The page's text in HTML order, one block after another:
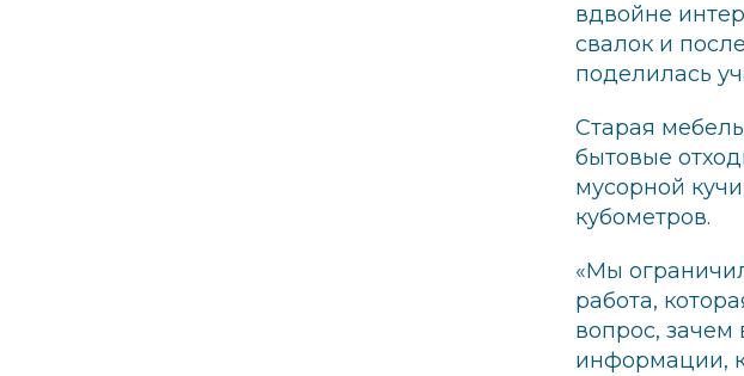
вдвойне
свалок и
поделилась
Старая
бытовые
мусорной
кубометров.
«Мы
работа,
вопрос, зачем
информации,